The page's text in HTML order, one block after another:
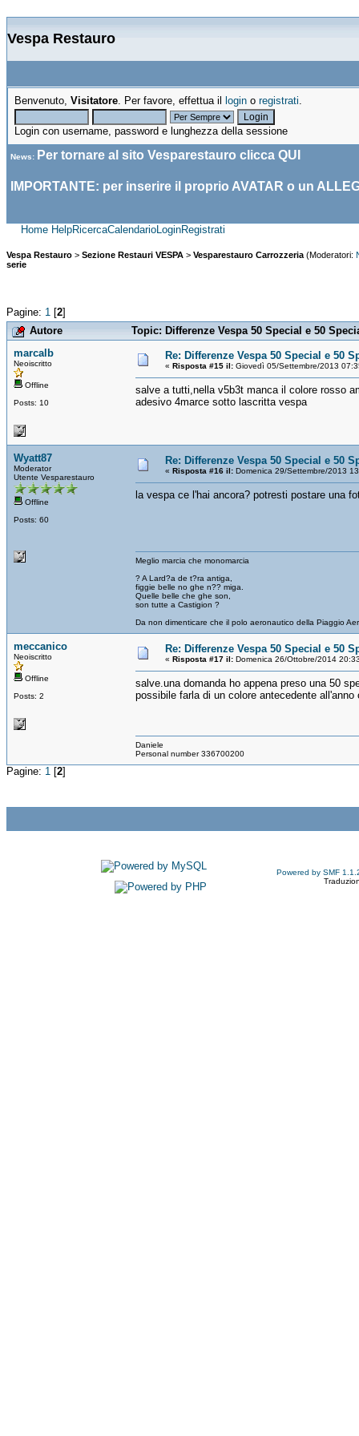
Vespa Restauro
Benvenuto, Visitatore. Per favore, effettua il login o registrati.
Login con username, password e lunghezza della sessione
News: Per tornare al sito Vesparestauro clicca QUI
IMPORTANTE: per inserire il proprio AVATAR o un
Home HelpRicercaCalendarioLoginRegistrati
Vespa Restauro > Sezione Restauri VESPA > Vesparestauro Carrozzeria (Moderatori:
serie
Pagine: 1 [2]
Autore
Topic: Differenze Vespa 50 Special e 50
marcalb
Neoiscritto
Offline
Posts: 10
Re: Differenze Vespa 50 Special e 50
« Risposta #15 il: Giovedì 05/Settembre/2013
salve a tutti,nella v5b3t manca il colore rosso
adesivo 4marce sotto lascritta vespa
Wyatt87
Moderator
Utente Vesparestauro
Offline
Posts: 60
Re: Differenze Vespa 50 Special e 50
« Risposta #16 il: Domenica 29/Settembre/2013
la vespa ce l'hai ancora? potresti postare una
Meglio marcia che monomarcia
? A Lard?a de t?ra antiga,
figgie belle no ghe n?? miga.
Quelle belle che ghe son,
son tutte a Castigion ?
Da non dimenticare che il polo aeronautico della Piaggio
meccanico
Neoiscritto
Offline
Posts: 2
Re: Differenze Vespa 50 Special e 50
« Risposta #17 il: Domenica 26/Ottobre/2014
salve.una domanda ho appena preso una 50
possibile farla di un colore antecedente
Daniele
Personal number 336700200
Pagine: 1 [2]
Powered by SMF